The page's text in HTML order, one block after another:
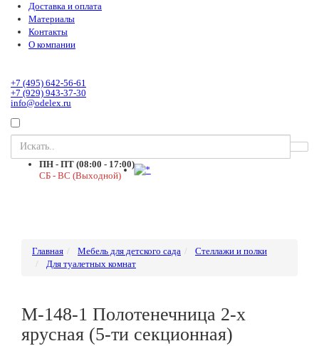
Доставка и оплата
Материалы
Контакты
О компании
+7 (495) 642-56-61
+7 (929) 943-37-30
info@odelex.ru
ПН - ПТ (08:00 - 17:00)
СБ - ВС (Выходной)
Главная Мебель для детского сада
Стеллажи и полки
Для туалетных комнат
М-148-1 Полотенечница 2-х
ярусная (5-ти секционная)